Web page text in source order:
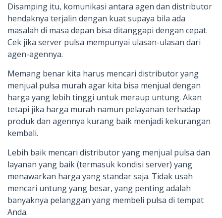
Disamping itu, komunikasi antara agen dan distributor
hendaknya terjalin dengan kuat supaya bila ada
masalah di masa depan bisa ditanggapi dengan cepat.
Cek jika server pulsa mempunyai ulasan-ulasan dari
agen-agennya.
Memang benar kita harus mencari distributor yang
menjual pulsa murah agar kita bisa menjual dengan
harga yang lebih tinggi untuk meraup untung. Akan
tetapi jika harga murah namun pelayanan terhadap
produk dan agennya kurang baik menjadi kekurangan
kembali.
Lebih baik mencari distributor yang menjual pulsa dan
layanan yang baik (termasuk kondisi server) yang
menawarkan harga yang standar saja. Tidak usah
mencari untung yang besar, yang penting adalah
banyaknya pelanggan yang membeli pulsa di tempat
Anda.